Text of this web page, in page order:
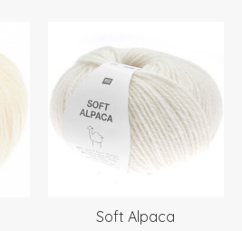
Soft Alpaca